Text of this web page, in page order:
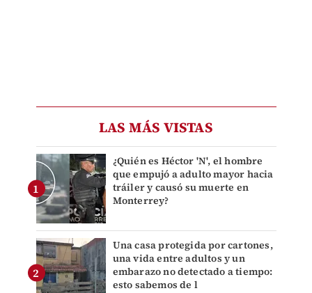
LAS MÁS VISTAS
¿Quién es Héctor 'N', el hombre
que empujó a adulto mayor hacia
tráiler y causó su muerte en
Monterrey?
Una casa protegida por cartones,
una vida entre adultos y un
embarazo no detectado a tiempo:
esto sabemos de l